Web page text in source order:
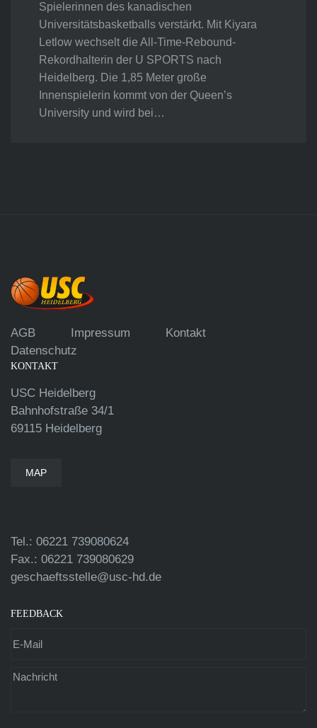
Spielerinnen des kanadischen
Universitätsbasketballs verstärkt. Mit Kiyara
Letlow wechselt die All-Time-Rebound-
Rekordhalterin der U SPORTS nach
Heidelberg. Die 1,85 Meter große
Innenspielerin kommt von der Queen’s
University und wird bei…
AGB Impressum
Kontakt
Datenschutz
KONTAKT
USC Heidelberg
Bahnhofstraße 34/1
69115 Heidelberg
MAP
Tel.: 06221 739080624
Fax.: 06221 739080629
geschaeftsstelle@usc-hd.de
FEEDBACK